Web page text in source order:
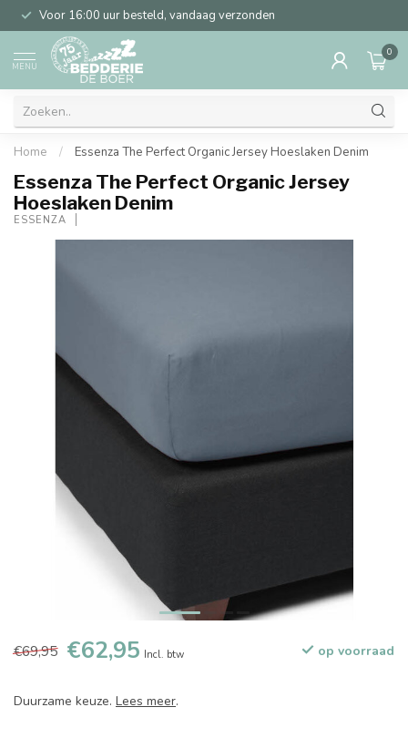
Voor 16:00 uur besteld, vandaag verzonden
MENU
0
Home / Essenza The Perfect Organic Jersey Hoeslaken Denim
Essenza The Perfect Organic Jersey
Hoeslaken Denim
ESSENZA
€69,95 €62,95 Incl. btw op voorraad
Duurzame keuze. Lees meer.